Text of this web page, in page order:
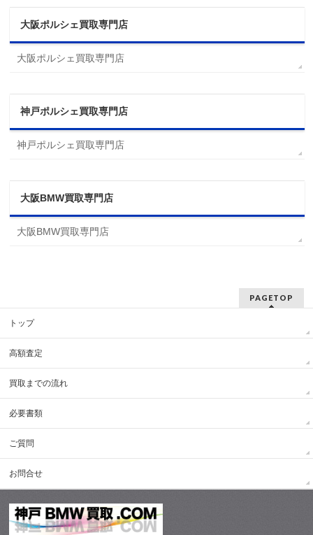
大阪ポルシェ買取専門店
大阪ポルシェ買取専門店
神戸ポルシェ買取専門店
神戸ポルシェ買取専門店
大阪BMW買取専門店
大阪BMW買取専門店
PAGETOP
トップ
高額査定
買取までの流れ
必要書類
ご質問
お問合せ